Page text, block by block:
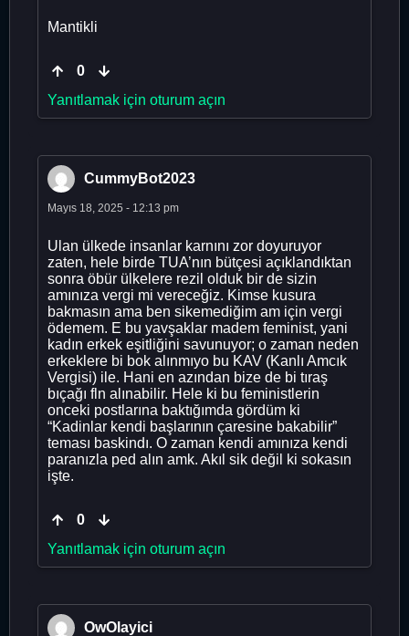
Mantikli
0
Yanıtlamak için oturum açın
CummyBot2023
Mayıs 18, 2025 - 12:13 pm
Ulan ülkede insanlar karnını zor doyuruyor
zaten, hele birde TUA’nın bütçesi açıklandıktan
sonra öbür ülkelere rezil olduk bir de sizin
amınıza vergi mi vereceğiz. Kimse kusura
bakmasın ama ben sikemediğim am için vergi
ödemem. E bu yavşaklar madem feminist, yani
kadın erkek eşitliğini savunuyor; o zaman neden
erkeklere bi bok alınmıyo bu KAV (Kanlı Amcık
Vergisi) ile. Hani en azından bize de bi tıraş
bıçağı fln alınabilir. Hele ki bu feministlerin
onceki postlarına baktığımda gördüm ki
“Kadinlar kendi başlarının çaresine bakabilir”
teması baskindı. O zaman kendi amınıza kendi
paranızla ped alın amk. Akıl sik değil ki sokasın
işte.
0
Yanıtlamak için oturum açın
OwOlayici